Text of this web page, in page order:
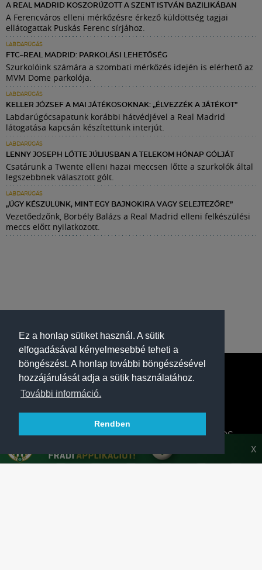
Ez a honlap sütiket használ. A sütik
elfogadásával kényelmesebbé teheti a
böngészést. A honlap további böngészésével
hozzájárulását adja a sütik használatához.
További információ.
Rendben
A REAL MADRID KOSZORÚZOTT A SZENT ISTVÁN BAZILIKÁBAN
A Ferencváros elleni mérkőzésre érkező küldöttség tagjai
ellátogattak Puskás Ferenc sírjához.
LABDARÚGÁS
FTC–REAL MADRID: PARKOLÁSI LEHETŐSÉG
Szurkolóink számára a szombati mérkőzés idején is elérhető az
MVM Dome parkolója.
LABDARÚGÁS
KELLER JÓZSEF A MAI JÁTÉKOSOKNAK: „ÉLVEZZÉK A JÁTÉKOT”
Labdarúgócsapatunk korábbi hátvédjével a Real Madrid
látogatása kapcsán készítettünk interjút.
LABDARÚGÁS
LENNY JOSEPH LŐTTE JÚLIUSBAN A TELEKOM HÓNAP GÓLJÁT
Csatárunk a Twente elleni hazai meccsen lőtte a szurkolók által
legszebbnek választott gólt.
LABDARÚGÁS
„ÚGY KÉSZÜLÜNK, MINT EGY BAJNOKIRA VAGY SELEJTEZŐRE”
Vezetőedzőnk, Borbély Balázs a Real Madrid elleni felkészülési
meccs előtt nyilatkozott.
A FERENCVÁROSI TORNA CLUB HIVATALOS
X